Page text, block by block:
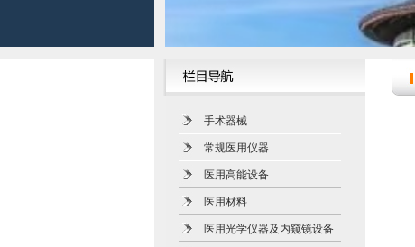
手术器械
常规医用仪器
医用高能设备
医用材料
医用光学仪器及内窥镜设备